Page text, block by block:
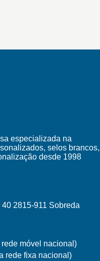
especializada na
selos brancos,
desde 1998
2815-911 Sobreda
móvel nacional)
rede fixa nacional)